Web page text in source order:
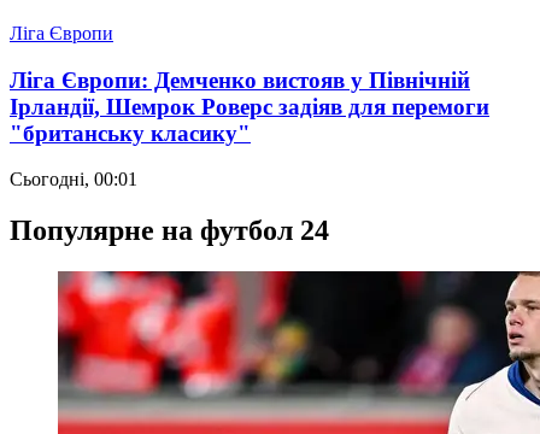
Ліга Європи
Ліга Європи: Демченко вистояв у Північній
Ірландії, Шемрок Роверс задіяв для перемоги
"британську класику"
Сьогодні, 00:01
Популярне на футбол 24